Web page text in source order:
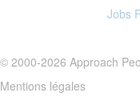
Jobs
© 2000-2026 Approach
Mentions légales